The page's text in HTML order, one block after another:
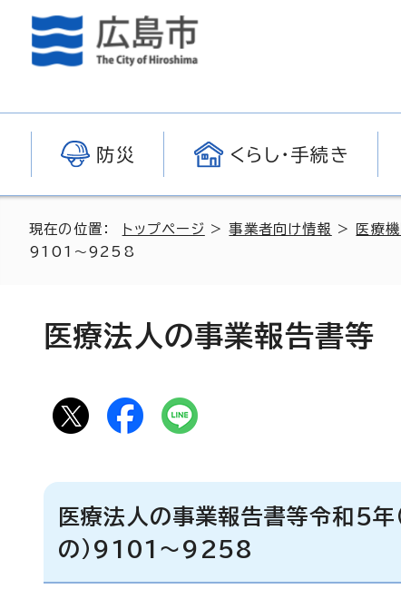
防災 くらし・手続き
現在の位置： トップページ >事業者向け情報 > 医療
9101～9258
医療法人の事業報告
医療法人の事業報告書等令和5
の）9101～9258